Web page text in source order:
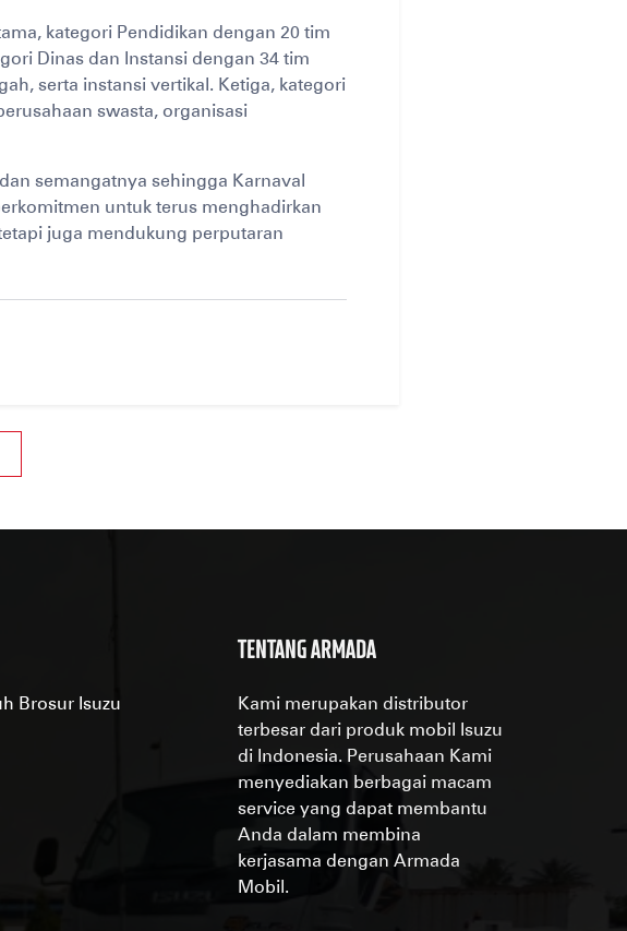
kategori Pendidikan dengan 20 tim
Dinas dan Instansi dengan 34 tim
serta instansi vertikal. Ketiga, kategori
swasta, organisasi
semangatnya sehingga Karnaval
untuk terus menghadirkan
juga mendukung perputaran
Brosur Isuzu
TENTANG ARMADA
Kami merupakan distributor
terbesar dari produk mobil Isuzu
di Indonesia. Perusahaan Kami
menyediakan berbagai macam
service yang dapat membantu
Anda dalam membina
kerjasama dengan Armada
Mobil.